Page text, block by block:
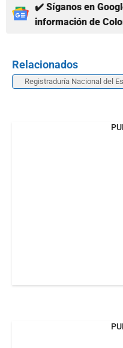
✔️ Síganos en
información de
Relacionados
Registraduría Nacional del